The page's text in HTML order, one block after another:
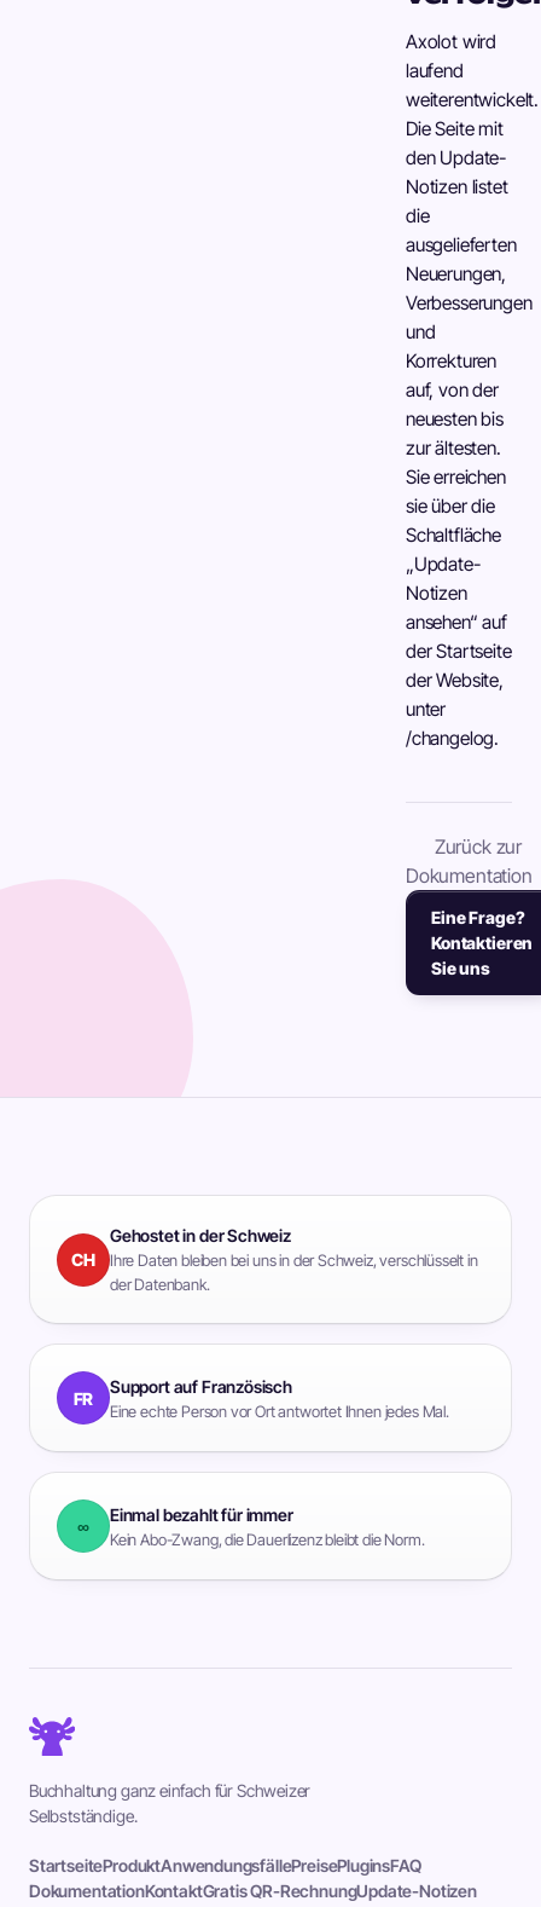
Axolot wird
laufend
weiterentwickelt.
Die Seite mit
den Update-
Notizen listet
die
ausgelieferten
Neuerungen,
Verbesserungen
und
Korrekturen
auf, von der
neuesten bis
zur ältesten.
Sie erreichen
sie über die
Schaltfläche
„Update-
Notizen
ansehen“ auf
der Startseite
der Website,
unter
/changelog.
Zurück zur
Dokumentation
Eine Frage?
Kontaktieren
Sie uns
CH
Gehostet in der Schweiz
Ihre Daten bleiben bei uns in der Schweiz, verschlüsselt in
der Datenbank.
FR
Support auf Französisch
Eine echte Person vor Ort antwortet Ihnen jedes Mal.
∞
Einmal bezahlt für immer
Kein Abo-Zwang, die Dauerlizenz bleibt die Norm.
Buchhaltung ganz einfach für Schweizer
Selbstständige.
StartseiteProduktAnwendungsfällePreisePluginsFAQ
DokumentationKontaktGratis QR-RechnungUpdate-Notizen